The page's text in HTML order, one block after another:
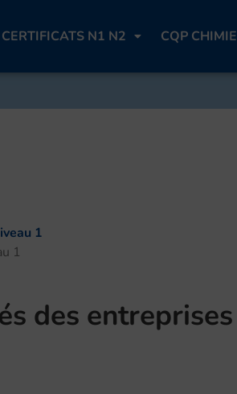
CERTIFICATS N1 N2 CQP CHIMIE
1
1
des entreprises